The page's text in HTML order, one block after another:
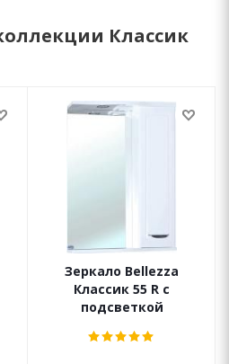
Классик
Зеркало Bellezza
Классик 55 R с
подсветкой